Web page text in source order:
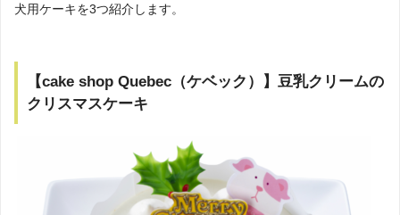
犬用ケーキを3つ紹介します。
【cake shop Quebec（ケベック）】豆乳クリームの
クリスマスケーキ